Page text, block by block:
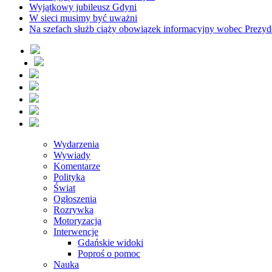
Wyjątkowy jubileusz Gdyni
W sieci musimy być uważni
Na szefach służb ciąży obowiązek informacyjny wobec
Wydarzenia
Wywiady
Komentarze
Polityka
Świat
Ogłoszenia
Rozrywka
Motoryzacja
Interwencje
Gdańskie widoki
Poproś o pomoc
Nauka